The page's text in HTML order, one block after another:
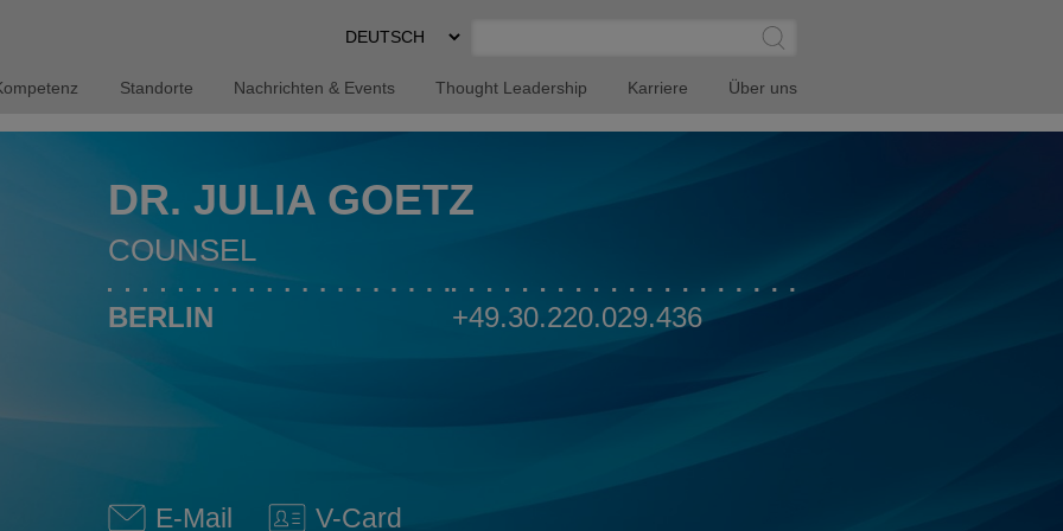
Select
Preferred
Submit
Search
Standorte Nachrichten & Events Thought Leadership Karriere Über uns
DR. JULIA GOETZ
COUNSEL
BERLIN +49.30.220.029.436
E-Mail V-Card